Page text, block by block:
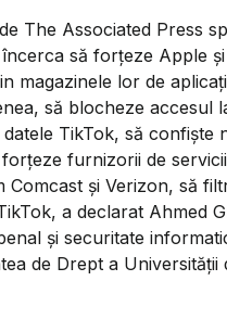
The Associated Press
să forțeze Apple și
magazinele lor de
să blocheze accesul
TikTok, să confiște
furnizorii de
Comcast și Verizon, să
a declarat Ahmed
și securitate
de Drept a Universității